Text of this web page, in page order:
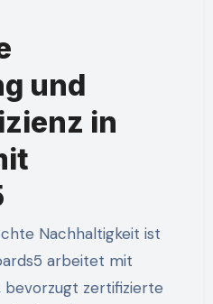
und
in
Nachhaltigkeit ist
arbeitet mit
bevorzugt zertifizierte